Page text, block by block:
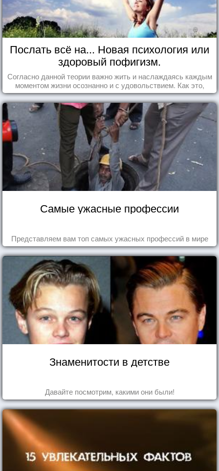
Послать всё на... Новая психология или
здоровый пофигизм.
Согласно данной теории важно жить и наслаждаясь каждым
моментом жизни осознанно и с удовольствием. Как это,
попробуем разобраться на реальных примерах.
Самые ужасные профессии
Представляем вам топ самых ужасных профессий в мире
Знаменитости в детстве
Давайте посмотрим, какими они были!